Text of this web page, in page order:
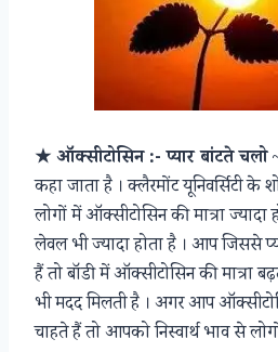
★ ऑक्सीटोसिन :- प्यार बांटते चलो
कहा जाता है । क्लैरमोंट यूनिवर्सिटी
लोगों में ऑक्सीटोसिन की मात्रा ज्यादा
लेवल भी ज्यादा होता है । आप जिससे
हैं तो बॉडी में ऑक्सीटोसिन की मात्रा
भी मदद मिलती है । अगर आप
चाहते हैं तो आपको निस्वार्थ भाव से